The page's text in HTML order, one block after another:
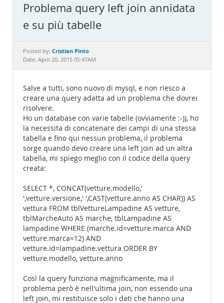
MySQL.com
Downloads
Documentation
Problema query left join annidata
e su più tabelle
Posted by: Cristian Pinto
Date: April 20, 2015 05:47AM
Salve a tutti, sono nuovo di mysql, e non riesco a
creare una query adatta ad un problema che dovrei
risolvere.
Ho un database con varie tabelle (ovviamente :-)), ho
la necessita di concatenare dei campi di una stessa
tabella e fino qui nessun problema, il problema
sorge quando devo creare una left join ad un altra
tabella, mi spiego meglio con il codice della query
creata:
SELECT *, CONCAT(vetture.modello,'
',vetture.versione,' ',CAST(vetture.anno AS CHAR)) AS
vettura FROM tblVettureLampadine AS vetture,
tblMarcheAuto AS marche, tblLampadine AS
lampadine WHERE (marche.id=vetture.marca AND
vetture.marca=12) AND
vetture.id=lampadine.vettura ORDER BY
vetture.modello, vetture.anno
Così la query funziona magnificamente, ma il
problema però è nell'ultima join, non essendo una
left join, mi restituisce solo i dati che hanno una